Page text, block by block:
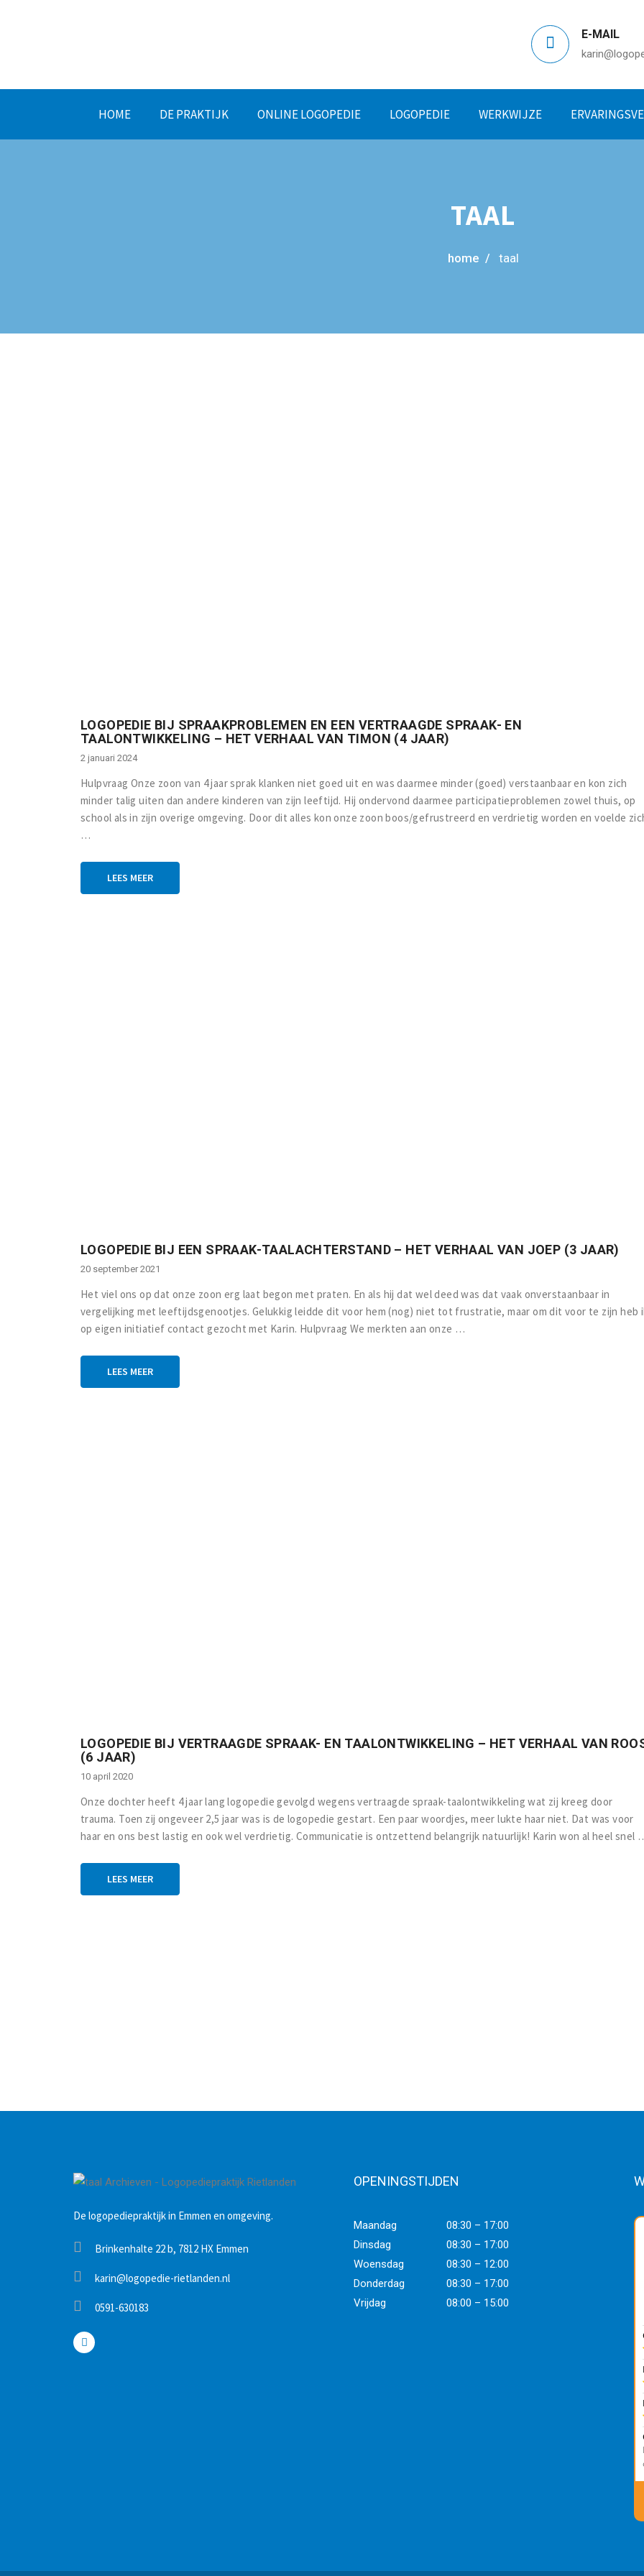
E-MAIL
HOME DE PRAKTIJK ONLINE LOGOPEDIE LOGOPEDIE WERKWIJZE
TAAL
home / taal
LOGOPEDIE BIJ SPRAAKPROBLEMEN EN EEN VERTRAAGDE SPRAAK- EN
TAALONTWIKKELING – HET VERHAAL VAN TIMON (4 JAAR)
2 januari 2024
Hulpvraag Onze zoon van 4 jaar sprak klanken niet goed uit en was daarmee minder (goed) verstaanbaar en kon zich
minder talig uiten dan andere kinderen van zijn leeftijd. Hij ondervond daarmee participatieproblemen zowel thuis, op
school als in zijn overige omgeving. Door dit alles kon onze zoon boos/gefrustreerd en verdrietig worden en voelde
…
LEES MEER
LOGOPEDIE BIJ EEN SPRAAK-TAALACHTERSTAND – HET VERHAAL VAN JOEP (3 JAAR)
20 september 2021
Het viel ons op dat onze zoon erg laat begon met praten. En als hij dat wel deed was dat vaak onverstaanbaar in
vergelijking met leeftijdsgenootjes. Gelukkig leidde dit voor hem (nog) niet tot frustratie, maar om dit voor te zijn heb
op eigen initiatief contact gezocht met Karin. Hulpvraag We merkten aan onze …
LEES MEER
LOGOPEDIE BIJ VERTRAAGDE SPRAAK- EN TAALONTWIKKELING – HET VERHAAL VAN
(6 JAAR)
10 april 2020
Onze dochter heeft 4 jaar lang logopedie gevolgd wegens vertraagde spraak-taalontwikkeling wat zij kreeg door
trauma. Toen zij ongeveer 2,5 jaar was is de logopedie gestart. Een paar woordjes, meer lukte haar niet. Dat was voor
haar en ons best lastig en ook wel verdrietig. Communicatie is ontzettend belangrijk natuurlijk! Karin won al heel snel
LEES MEER
De logopediepraktijk in Emmen en omgeving.
Brinkenhalte 22 b, 7812 HX Emmen
karin@logopedie-rietlanden.nl
0591-630183
OPENINGSTIJDEN
Maandag
08:30 – 17:00
Dinsdag
08:30 – 17:00
Woensdag
08:30 – 12:00
Donderdag
08:30 – 17:00
Vrijdag
08:00 – 15:00